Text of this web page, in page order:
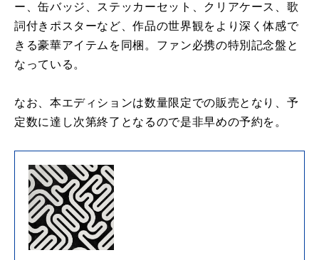
ー、缶バッジ、ステッカーセット、クリアケース、歌
詞付きポスターなど、作品の世界観をより深く体感で
きる豪華アイテムを同梱。ファン必携の特別記念盤と
なっている。
なお、本エディションは数量限定での販売となり、予
定数に達し次第終了となるので是非早めの予約を。